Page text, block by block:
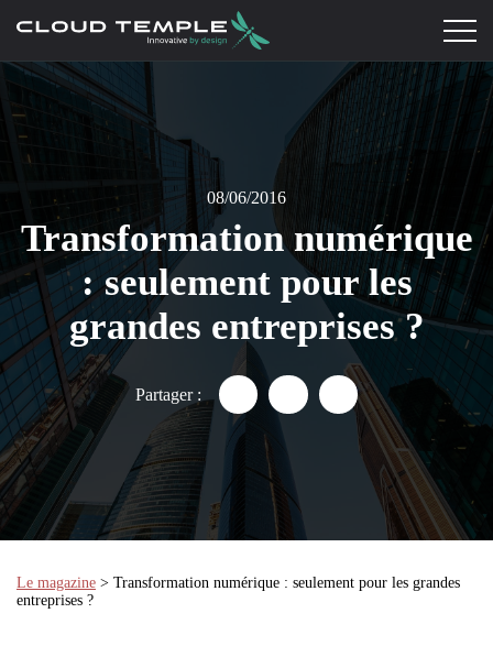
08/06/2016
Transformation numérique
: seulement pour les
grandes entreprises ?
Partager : Partager "Transformation
PartagerPartager
Le magazine > Transformation numérique : seulement pour les grandes
entreprises ?